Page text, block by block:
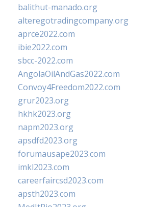
balithut-manado.org
alteregotradingcompany.org
aprce2022.com
ibie2022.com
sbcc-2022.com
AngolaOilAndGas2022.com
Convoy4Freedom2022.com
grur2023.org
hkhk2023.org
napm2023.org
apsdfd2023.org
forumausape2023.com
imkl2023.com
careerfaircsd2023.com
apsth2023.com